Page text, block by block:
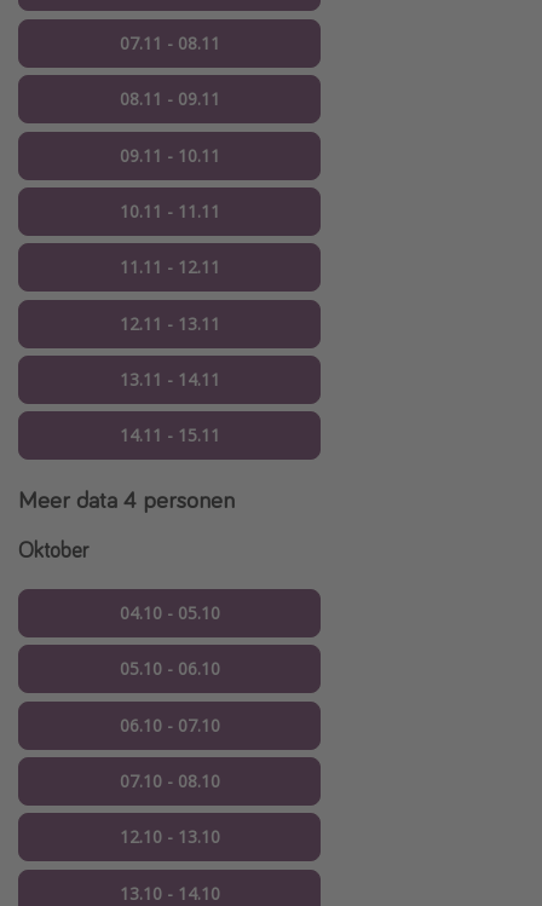
07.11 - 08.11
08.11 - 09.11
09.11 - 10.11
10.11 - 11.11
11.11 - 12.11
12.11 - 13.11
13.11 - 14.11
14.11 - 15.11
Meer data 4 personen
Oktober
04.10 - 05.10
05.10 - 06.10
06.10 - 07.10
07.10 - 08.10
12.10 - 13.10
13.10 - 14.10